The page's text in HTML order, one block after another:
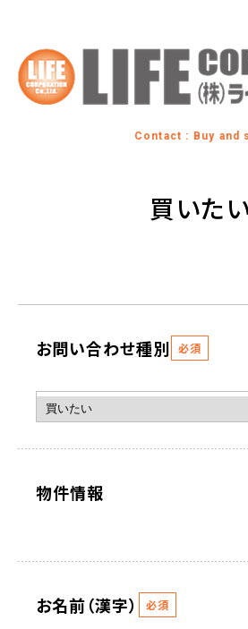
Contact : Buy and
買いた
お問い合わせ種別 必須
物件情報
お名前（漢字） 必須